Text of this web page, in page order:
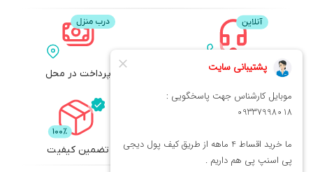
پشتیبانی پرداخت در محل
تحویل اکسپرس تضمین کیفیت